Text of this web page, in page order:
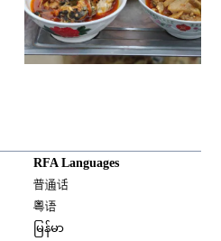
RFA Languages
普通话
粤语
မြန်မာ